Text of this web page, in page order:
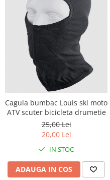
Antifurt
Chingi / Plase bagaj
Lama zapada
Prelata moto/atv/snow
Remorci & Trolii
Carlige & Suporti
Remorci & Utile
Trolii & Suporti
Suporti ATV & UTV
EVACUARE
Cagula bumbac Louis ski moto
ATV scuter bicicleta drumetie
25,00 Lei
20,00 Lei
IN STOC
ADAUGA IN COS